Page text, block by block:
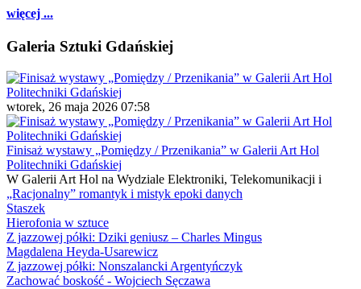
więcej ...
Galeria Sztuki Gdańskiej
wtorek, 26 maja 2026 07:58
Finisaż wystawy „Pomiędzy / Przenikania” w Galerii Art Hol
Politechniki Gdańskiej
W Galerii Art Hol na Wydziale Elektroniki, Telekomunikacji i
„Racjonalny” romantyk i mistyk epoki danych
Staszek
Hierofonia w sztuce
Z jazzowej półki: Dziki geniusz – Charles Mingus
Magdalena Heyda-Usarewicz
Z jazzowej półki: Nonszalancki Argentyńczyk
Zachować boskość - Wojciech Sęczawa